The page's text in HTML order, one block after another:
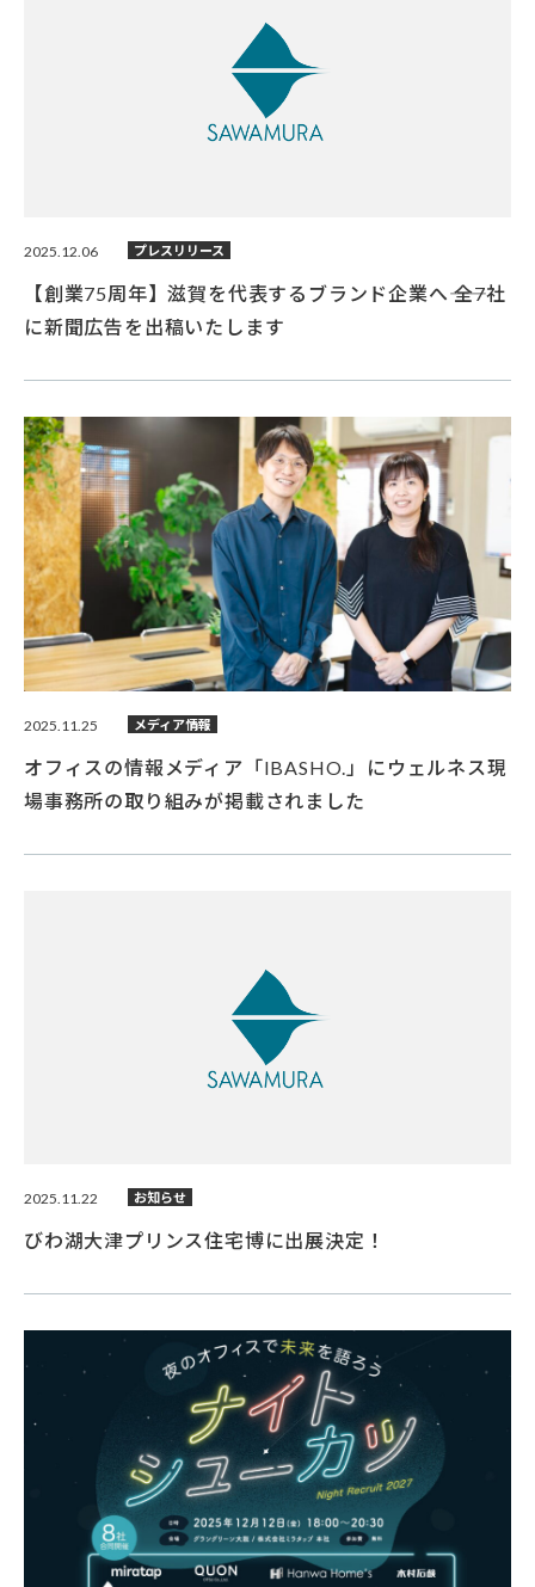
2025.12.06 プレスリリース
【創業75周年】滋賀を代表するブランド企業へ―― 全7社
に新聞広告を出稿いたします
2025.11.25 メディア情報
オフィスの情報メディア「IBASHO.」にウェルネス現
場事務所の取り組みが掲載されました
2025.11.22 お知らせ
びわ湖大津プリンス住宅博に出展決定！